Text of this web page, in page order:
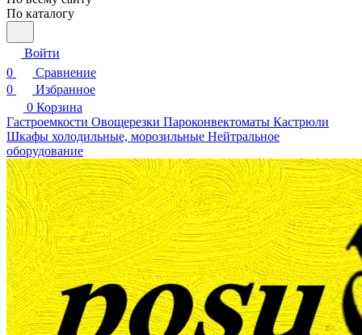
По каталогу
Войти
0
Сравнение
0
Избранное
0 Корзина
Гастроемкости Овощерезки Пароконвектоматы Кастрюли
Шкафы холодильные, морозильные Нейтральное
оборудование